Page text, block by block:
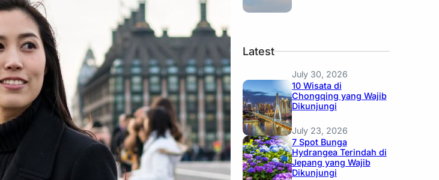
Latest
July 30, 2026
10 Wisata di
Chongqing yang Wajib
Dikunjungi
July 23, 2026
7 Spot Bunga
Hydrangea Terindah di
Jepang yang Wajib
Dikunjungi